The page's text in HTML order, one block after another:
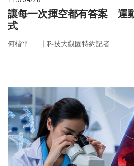
讓每一次揮空都有答案 運
式
何楷平 ｜ 科技大觀園特約記者